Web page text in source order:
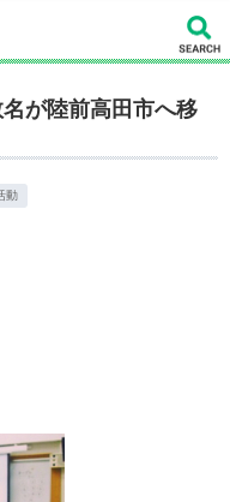
が陸前高田市へ移
動